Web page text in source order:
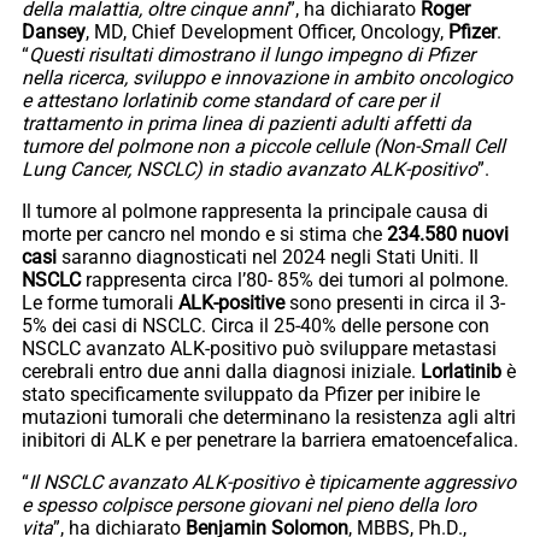
della malattia, oltre cinque anni”, ha dichiarato Roger
Dansey, MD, Chief Development Officer, Oncology, Pfizer.
“Questi risultati dimostrano il lungo impegno di Pfizer
nella ricerca, sviluppo e innovazione in ambito oncologico
e attestano lorlatinib come standard of care per il
trattamento in prima linea di pazienti adulti affetti da
tumore del polmone non a piccole cellule (Non-Small Cell
Lung Cancer, NSCLC) in stadio avanzato ALK-positivo”.
Il tumore al polmone rappresenta la principale causa di
morte per cancro nel mondo e si stima che 234.580 nuovi
casi saranno diagnosticati nel 2024 negli Stati Uniti. Il
NSCLCrappresenta circa l’80- 85% dei tumori al polmone.
Le forme tumorali ALK-positivesono presenti in circa il 3-
5% dei casi di NSCLC. Circa il 25-40% delle persone con
NSCLC avanzato ALK-positivo può sviluppare metastasi
cerebrali entro due anni dalla diagnosi iniziale. Lorlatinib è
stato specificamente sviluppato da Pfizer per inibire le
mutazioni tumorali che determinano la resistenza agli altri
inibitori di ALK e per penetrare la barriera ematoencefalica.
“Il NSCLC avanzato ALK-positivo è tipicamente aggressivo
e spesso colpisce persone giovani nel pieno della loro
vita”, ha dichiarato Benjamin Solomon, MBBS, Ph.D.,